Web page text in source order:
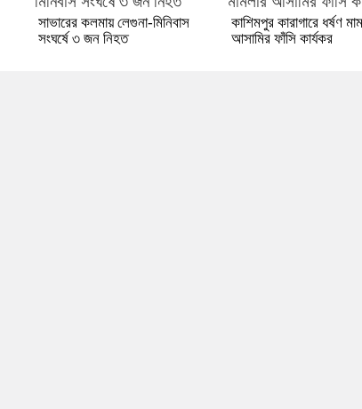
সাভারের কলমায় লেগুনা-মিনিবাস
সংঘর্ষে ৩ জন নিহত
কাশিমপুর কারাগারে ধর্ষণ
আসামির ফাঁসি কার্যকর